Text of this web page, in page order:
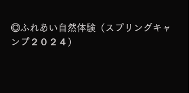
◎ふれあい自然体験（スプリングキャ
ンプ２０２４）